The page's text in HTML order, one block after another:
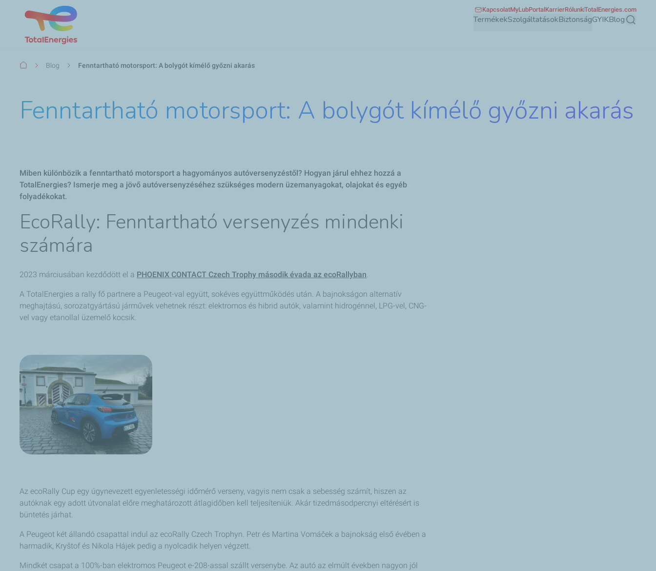
TermékekSzolgáltatásokBiztonságGYIKBlog Keresés
KapcsolatMyLubPortalKarrierRólunkTotalEnergies.com
Morzsa Blog Fenntartható motorsport: A bolygót kímélő győzni akarás
Fenntartható motorsport: A bolygót kímélő győzni akarás
Miben különbözik a fenntartható motorsport a hagyományos autóversenyzéstől? Hogyan járul ehhez hozzá a
TotalEnergies? Ismerje meg a jövő autóversenyzéséhez szükséges modern üzemanyagokat, olajokat és egyéb
folyadékokat.
EcoRally: Fenntartható versenyzés mindenki
számára
2023 márciusában kezdődött el a PHOENIX CONTACT Czech Trophy második évada az ecoRallyban
A TotalEnergies a rally fő partnere a Peugeot-val együtt, sokéves együttműködés után. A bajnokságon alternatív
meghajtású, sorozatgyártású járművek vehetnek részt: elektromos és hibrid autók, valamint hidrogénnel, LPG-vel, CNG-
vel vagy etanollal üzemelő kocsik.
Az ecoRally Cup egy úgynevezett egyenletességi időmérő verseny, vagyis nem csak a sebesség számít, hiszen az
autóknak egy adott útvonalat előre meghatározott átlagidőben kell teljesíteniük. Akár tizedmásodpercnyi eltérésért is
büntetés járhat.
A Peugeot két állandó csapattal indul az ecoRally Czech Trophyn. Petr és Martina Vomáček a bajnokság első évében a
harmadik, Kryštof és Nikola Hájek pedig a nyolcadik helyen végzett.
Mindkét csapat a 100%-ban elektromos Peugeot e-208-assal szállt versenybe. Az autó az elmúlt években nagyon jól